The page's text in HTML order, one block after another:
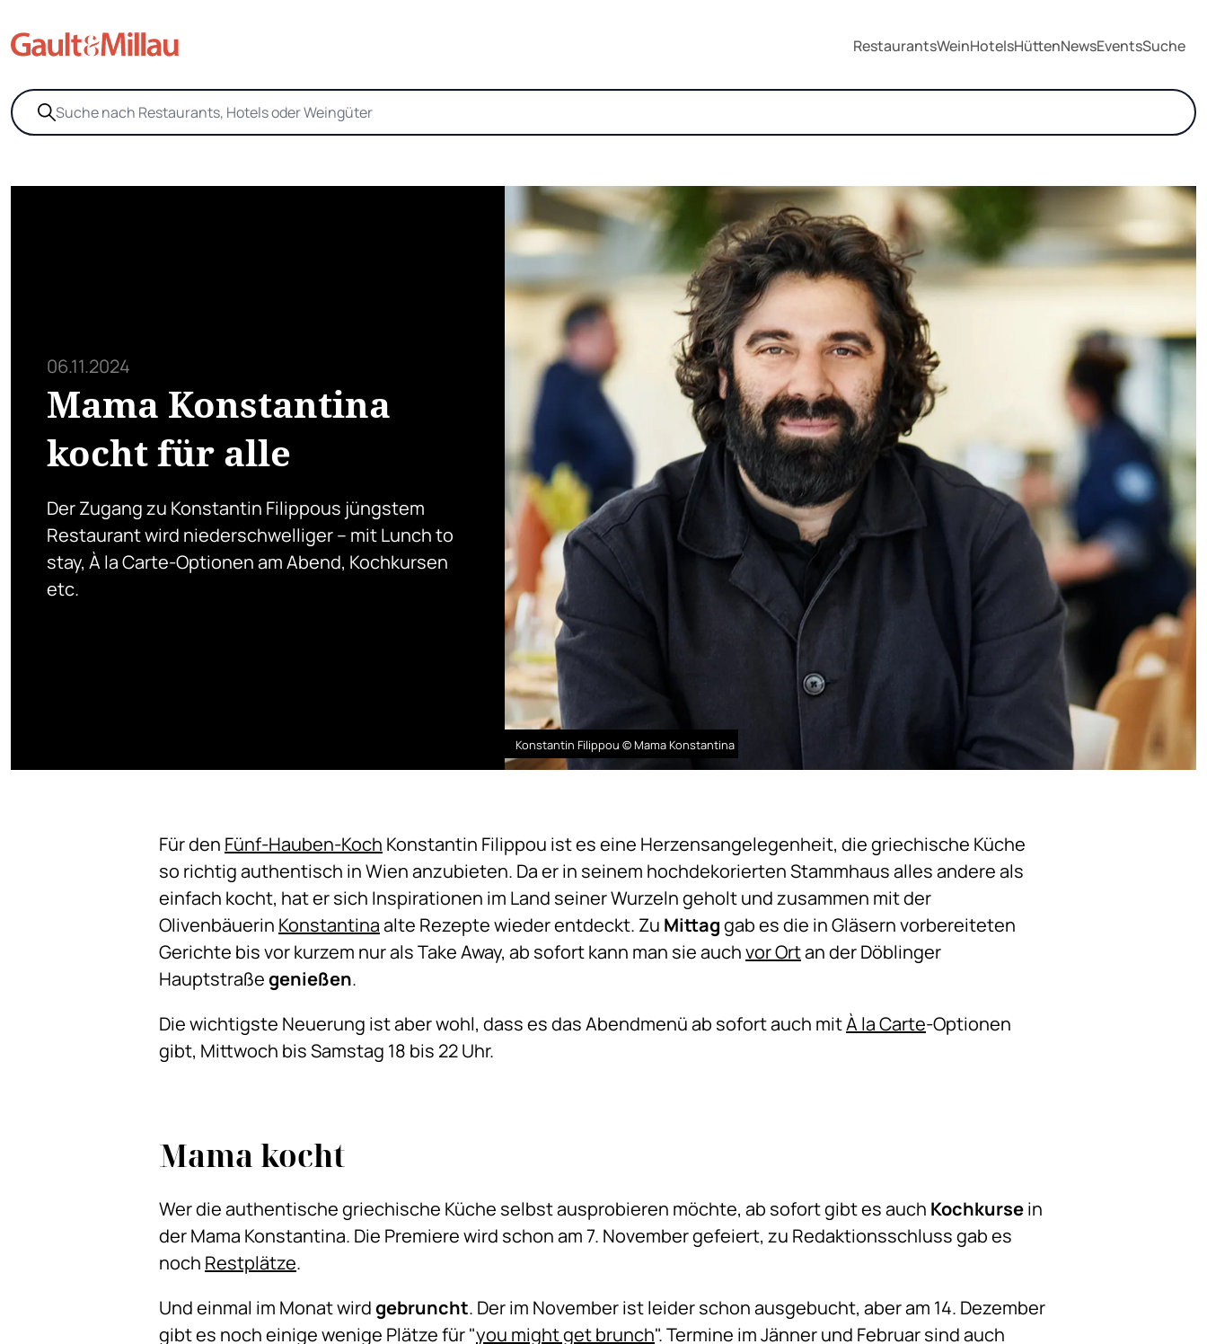
RestaurantsWeinHotelsHüttenNewsEventsSuche
06.11.2024
Mama Konstantina
kocht für alle
Der Zugang zu Konstantin Filippous jüngstem
Restaurant wird niederschwelliger – mit Lunch to
stay, À la Carte-Optionen am Abend, Kochkursen
etc.
Konstantin Filippou © Mama Konstantina
Für den Fünf-Hauben-Koch Konstantin Filippou ist es eine Herzensangelegenheit, die griechische Küche
so richtig authentisch in Wien anzubieten. Da er in seinem hochdekorierten Stammhaus alles andere als
einfach kocht, hat er sich Inspirationen im Land seiner Wurzeln geholt und zusammen mit der
Olivenbäuerin Konstantinaalte Rezepte wieder entdeckt. Zu Mittaggab es die in Gläsern vorbereiteten
Gerichte bis vor kurzem nur als Take Away, ab sofort kann man sie auchvor Ortan der Döblinger
Hauptstraßegenießen.
Die wichtigste Neuerung ist aber wohl, dass es das Abendmenü ab sofort auch mitÀ la Carte-Optionen
gibt, Mittwoch bis Samstag 18 bis 22 Uhr.
Mama kocht
Wer die authentische griechische Küche selbst ausprobieren möchte, ab sofort gibt es auch Kochkursein
der Mama Konstantina. Die Premiere wird schon am 7. November gefeiert, zu Redaktionsschluss gab es
noch Restplätze.
Und einmal im Monat wirdgebruncht. Der im November ist leider schon ausgebucht, aber am 14. Dezember
gibt es noch einige wenige Plätze für "you might get brunch". Termine im Jänner und Februar sind auch